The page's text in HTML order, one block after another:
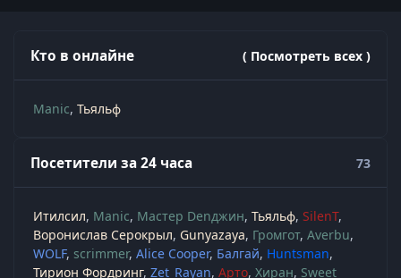
Кто в онлайне ( Посмотреть всех )
Manic Тьяльф
Посетители за 24 часа 73
Итилсил Manic Мастер Denджин Тьяльф SilenT
Воронислав Серокрыл Gunyazaya Громгот Averbu
WOLF scrimmer Alice Cooper Балгай Huntsman
Тирион Фордринг Zet_Rayan Арто Хиран Sweet